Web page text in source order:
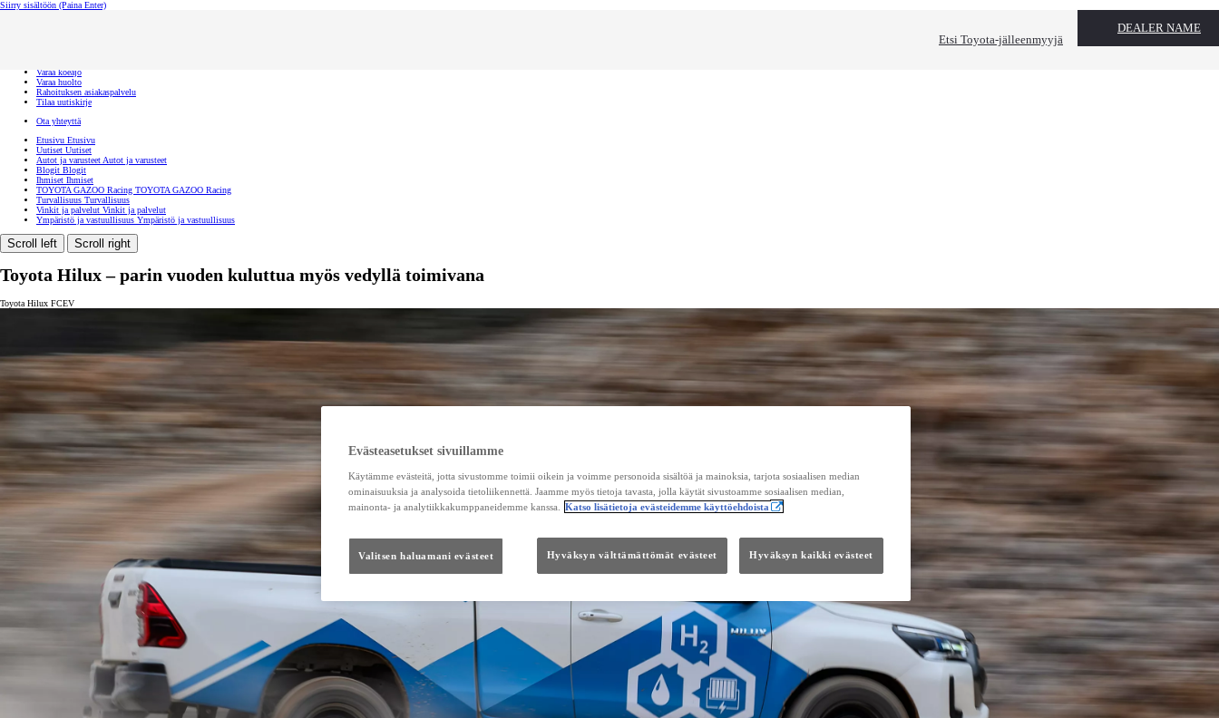
Siirry sisältöön (Paina Enter)
Etsi Toyota-jälleenmyyjä
DEALER NAME
Varaa koeajo
Varaa huolto
Rahoituksen asiakaspalvelu
Tilaa uutiskirje
Ota yhteyttä
Etusivu Etusivu
Uutiset Uutiset
Autot ja varusteet Autot ja varusteet
Blogit Blogit
Ihmiset Ihmiset
TOYOTA GAZOO Racing TOYOTA GAZOO Racing
Turvallisuus Turvallisuus
Vinkit ja palvelut Vinkit ja palvelut
Ympäristö ja vastuullisuus Ympäristö ja vastuullisuus
Scroll left Scroll right
Toyota Hilux – parin vuoden kuluttua myös vedyllä toimivana
Toyota Hilux FCEV
Evästeasetukset sivuillamme
Käytämme evästeitä, jotta sivustomme toimii oikein ja voimme personoida sisältöä ja mainoksia, tarjota sosiaalisen median
ominaisuuksia ja analysoida tietoliikennettä. Jaamme myös tietoja tavasta, jolla käytät sivustoamme sosiaalisen median,
mainonta- ja analytiikkakumppaneidemme kanssa.
Katso lisätietoja evästeidemme käyttöehdoista
Valitsen haluamani evästeet Hyväksyn välttämättömät evästeet Hyväksyn kaikki evästeet